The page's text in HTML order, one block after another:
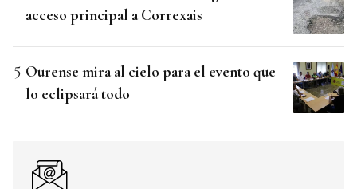
acceso principal a Correxais
Ourense mira al cielo para el evento que
lo eclipsará todo